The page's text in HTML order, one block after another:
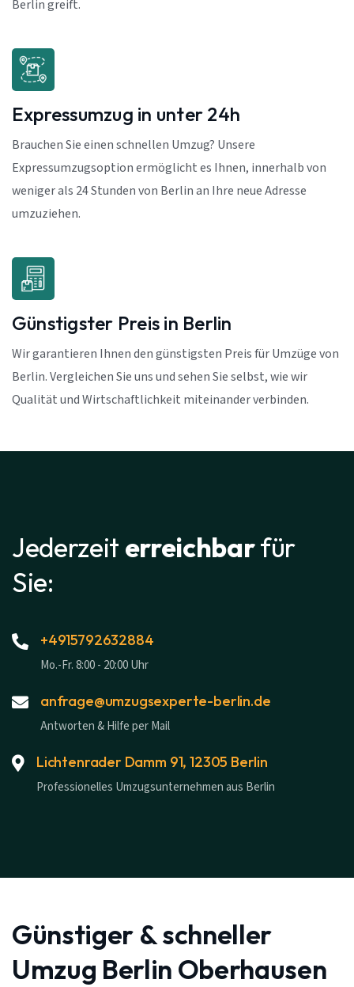
Berlin greift.
Expressumzug in unter 24h
Brauchen Sie einen schnellen Umzug? Unsere
Expressumzugsoption ermöglicht es Ihnen, innerhalb von
weniger als 24 Stunden von Berlin an Ihre neue Adresse
umzuziehen.
Günstigster Preis in Berlin
Wir garantieren Ihnen den günstigsten Preis für Umzüge von
Berlin. Vergleichen Sie uns und sehen Sie selbst, wie wir
Qualität und Wirtschaftlichkeit miteinander verbinden.
Jederzeit erreichbarfür
Sie:
+4915792632884
Mo.-Fr. 8:00 - 20:00 Uhr
anfrage@umzugsexperte-berlin.de
Antworten & Hilfe per Mail
Lichtenrader Damm 91, 12305 Berlin
Professionelles Umzugsunternehmen aus Berlin
Günstiger & schneller
Umzug Berlin Oberhausen